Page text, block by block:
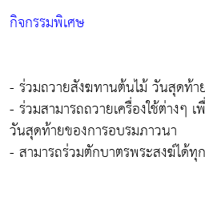
กิจกรรมพิเศษ
- ร่วมถวายสังฆทานต้นไม้ วันสุดท้า
- ร่วมสามารถถวายเครื่องใช้ต่างๆ
วันสุดท้ายของการอบรมภาวนา
- สามารถร่วมตักบาตรพระสงฆ์ได้ทุ